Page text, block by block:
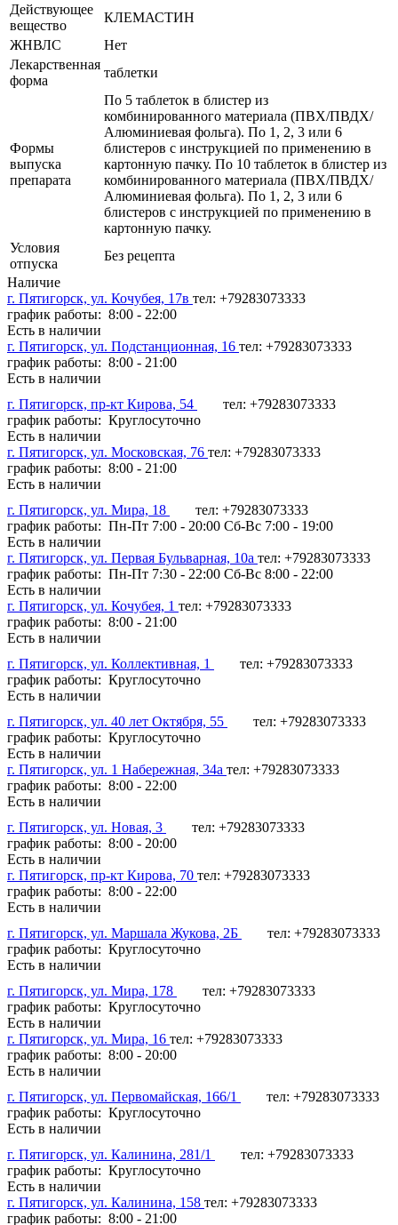
Действующее
вещество
КЛЕМАСТИН
ЖНВЛС
Нет
Лекарственная
форма
таблетки
Формы
выпуска
препарата
По 5 таблеток в блистер из
комбинированного материала (ПВХ/ПВДХ/
Алюминиевая фольга). По 1, 2, 3 или 6
блистеров с инструкцией по применению в
картонную пачку. По 10 таблеток в блистер из
комбинированного материала (ПВХ/ПВДХ/
Алюминиевая фольга). По 1, 2, 3 или 6
блистеров с инструкцией по применению в
картонную пачку.
Условия
отпуска
Без рецепта
Наличие
г. Пятигорск, ул. Кочубея, 17в тел: +79283073333
график работы: 8:00 - 22:00
Есть в наличии
г. Пятигорск, ул. Подстанционная, 16 тел: +79283073333
график работы: 8:00 - 21:00
Есть в наличии
г. Пятигорск, пр-кт Кирова, 54
тел: +79283073333
график работы: Круглосуточно
Есть в наличии
г. Пятигорск, ул. Московская, 76 тел: +79283073333
график работы: 8:00 - 21:00
Есть в наличии
г. Пятигорск, ул. Мира, 18
тел: +79283073333
график работы: Пн-Пт 7:00 - 20:00 Сб-Вс 7:00 - 19:00
Есть в наличии
г. Пятигорск, ул. Первая Бульварная, 10а тел: +79283073333
график работы: Пн-Пт 7:30 - 22:00 Сб-Вс 8:00 - 22:00
Есть в наличии
г. Пятигорск, ул. Кочубея, 1 тел: +79283073333
график работы: 8:00 - 21:00
Есть в наличии
г. Пятигорск, ул. Коллективная, 1
тел: +79283073333
график работы: Круглосуточно
Есть в наличии
г. Пятигорск, ул. 40 лет Октября, 55
тел: +79283073333
график работы: Круглосуточно
Есть в наличии
г. Пятигорск, ул. 1 Набережная, 34а тел: +79283073333
график работы: 8:00 - 22:00
Есть в наличии
г. Пятигорск, ул. Новая, 3
тел: +79283073333
график работы: 8:00 - 20:00
Есть в наличии
г. Пятигорск, пр-кт Кирова, 70 тел: +79283073333
график работы: 8:00 - 22:00
Есть в наличии
г. Пятигорск, ул. Маршала Жукова, 2Б
тел: +79283073333
график работы: Круглосуточно
Есть в наличии
г. Пятигорск, ул. Мира, 178
тел: +79283073333
график работы: Круглосуточно
Есть в наличии
г. Пятигорск, ул. Мира, 16 тел: +79283073333
график работы: 8:00 - 20:00
Есть в наличии
г. Пятигорск, ул. Первомайская, 166/1
тел: +79283073333
график работы: Круглосуточно
Есть в наличии
г. Пятигорск, ул. Калинина, 281/1
тел: +79283073333
график работы: Круглосуточно
Есть в наличии
г. Пятигорск, ул. Калинина, 158 тел: +79283073333
график работы: 8:00 - 21:00